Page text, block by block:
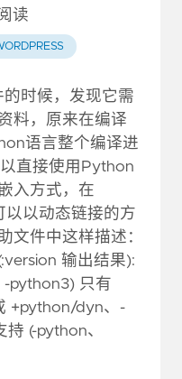
读
的时候，发现它需
料，原来在编译
语言整个编译进
直接使用Python
入方式，在
以以动态链接的方
文件中这样描述：
输出结果):
python3) 只有
+python/dyn、-
(-python、